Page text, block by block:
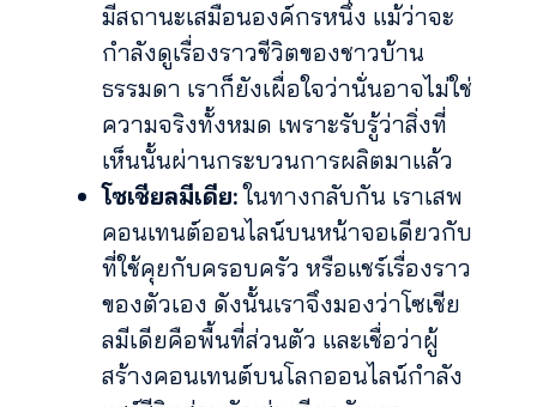
มีสถานะเสมือนองค์กรหนึ่ง แม้ว่าจะ
กำลังดูเรื่องราวชีวิตของชาวบ้าน
ธรรมดา เราก็ยังเผื่อใจว่านั่นอาจไม่ใช่
ความจริงทั้งหมด เพราะรับรู้ว่าสิ่งที่
เห็นนั้นผ่านกระบวนการผลิตมาแล้ว
โซเชียลมีเดีย:ในทางกลับกัน เราเสพ
คอนเทนต์ออนไลน์บนหน้าจอเดียวกับ
ที่ใช้คุยกับครอบครัว หรือแชร์เรื่องราว
ของตัวเอง ดังนั้นเราจึงมองว่าโซเชีย
ลมีเดียคือพื้นที่ส่วนตัว และเชื่อว่าผู้
สร้างคอนเทนต์บนโลกออนไลน์กำลัง